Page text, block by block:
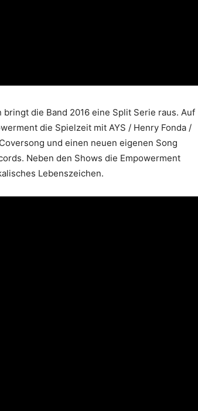
die Band 2016 eine Split Serie raus. Auf
die Spielzeit mit AYS / Henry Fonda /
und einen neuen eigenen Song
Neben den Shows die Empowerment
Lebenszeichen.